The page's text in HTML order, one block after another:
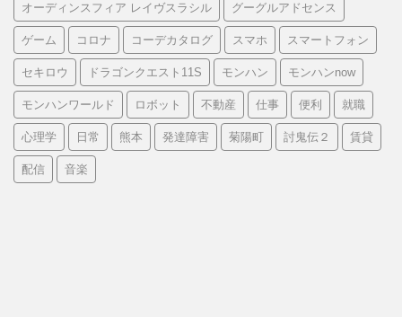
オーディンスフィア レイヴスラシル グーグルアドセンス
ゲーム コロナ コーデカタログ スマホ スマートフォン
セキロウ ドラゴンクエスト11S モンハン モンハンnow
モンハンワールド ロボット 不動産 仕事 便利 就職
心理学 日常 熊本 発達障害 菊陽町 討鬼伝２ 賃貸
配信 音楽